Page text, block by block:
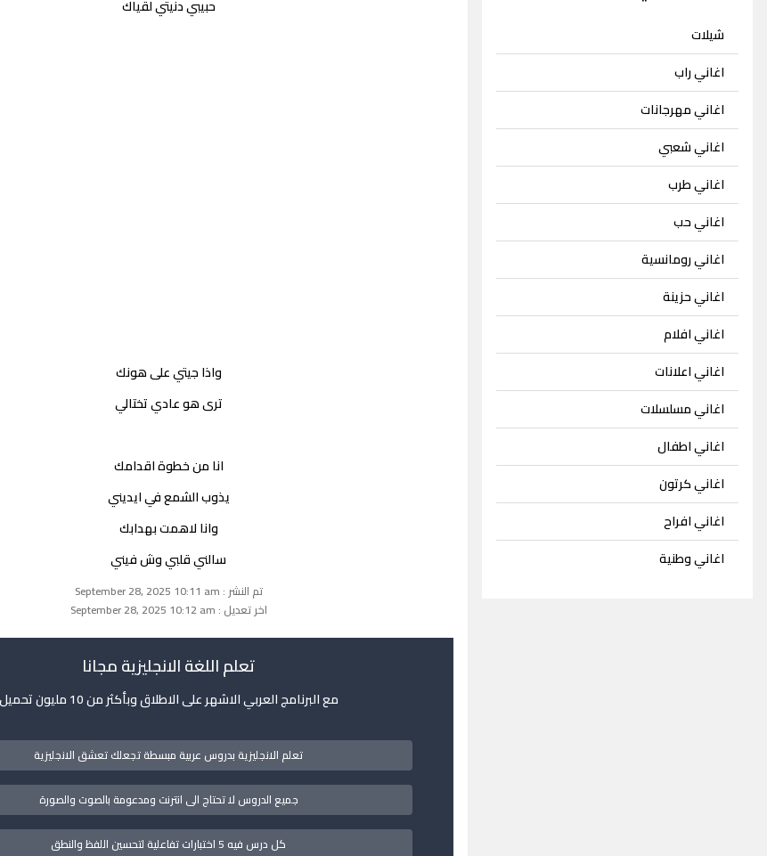
شيلات
اغاني راب
اغاني مهرجانات
اغاني شعبي
اغاني طرب
اغاني حب
اغاني رومانسية
اغاني حزينة
اغاني افلام
اغاني اعلانات
اغاني مسلسلات
اغاني اطفال
اغاني كرتون
اغاني افراح
اغاني وطنية
حبيبي دنيتي لقياك
واذا جيتي على هونك
ترى هو عادي تختالي
انا من خطوة اقدامك
يذوب الشمع في ايديني
وانا لاهمت بهدابك
سالني قلبي وش فيني
تم النشر : September 28, 2025 10:11 am
اخر تعديل : September 28, 2025 10:12 am
تعلم اللغة الانجليزية مجانا
مع البرنامج العربي الاشهر على الاطلاق وبأكثر من 10 مليون تحميل
تعلم الانجليزية بدروس عربية مبسطة تجعلك تعشق الانجليزية
جميع الدروس لا تحتاج الى انترنت ومدعومة بالصوت والصورة
كل درس فيه 5 اختبارات تفاعلية لتحسين اللفظ والنطق